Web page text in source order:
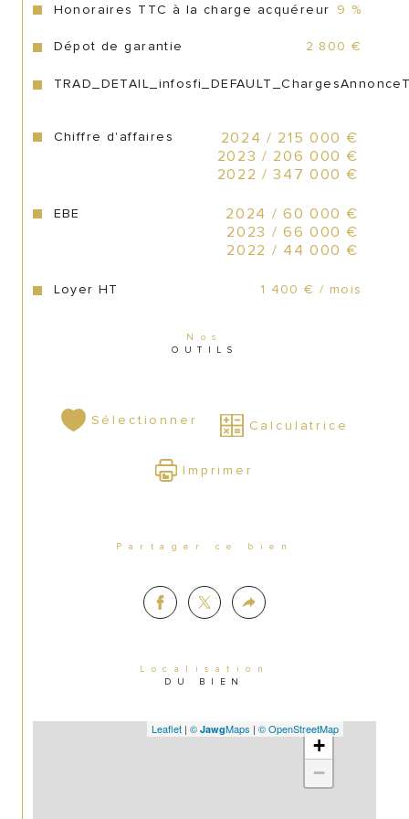
cessiopro inclus
Honoraires TTC à la charge acquéreur 9 %
Dépot de garantie 2 800 €
Chiffre d'affaires
2024 / 215 000 €
2023 / 206 000 €
2022 / 347 000 €
EBE
2024 / 60 000 €
2023 / 66 000 €
2022 / 44 000 €
Loyer HT 1 400 € / mois
Nos
OUTILS
Sélectionner Calculatrice
Imprimer
Partager ce bien
Localisation
DU BIEN
+
−
Leaflet | © JawgMaps | © OpenStreetMap